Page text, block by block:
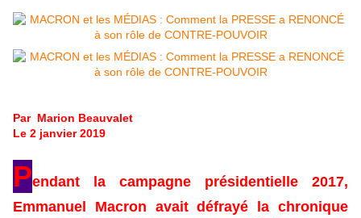
Par Marion Beauvalet
Le 2 janvier 2019
Pendant la campagne présidentielle 2017,
Emmanuel Macron avait défrayé la chronique